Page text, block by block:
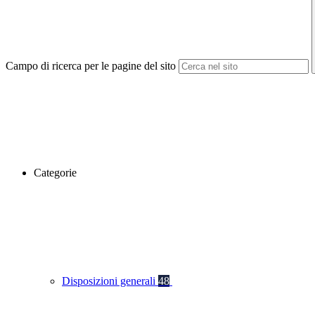
Campo di ricerca per le pagine del sito
Categorie
Disposizioni generali 48